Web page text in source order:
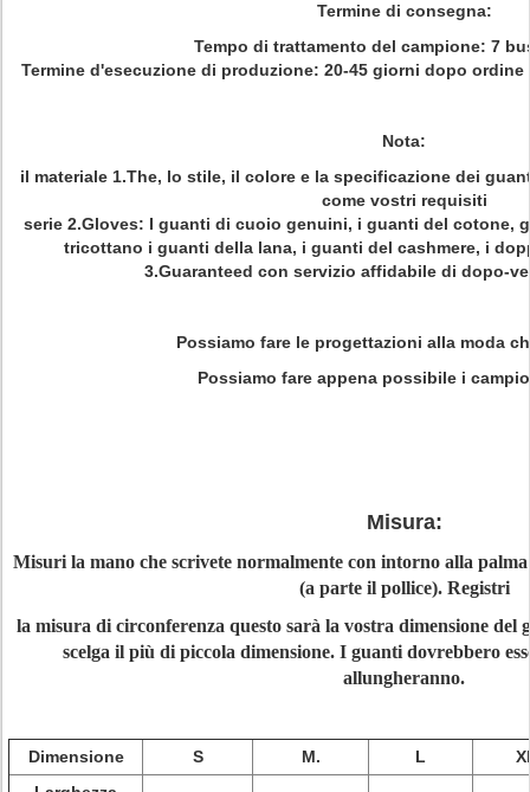
Termine di consegna:
Tempo di trattamento del campione: 7
Termine d'esecuzione di produzione: 20-45 giorni dopo
Nota:
il materiale 1.The, lo stile, il colore e la specificazione dei
come vostri requisiti
serie 2.Gloves: I guanti di cuoio genuini, i guanti del cotone,
tricottano i guanti della lana, i guanti del cashmere, i
3.Guaranteed con servizio affidabile di dopo-
Possiamo fare le progettazioni alla moda
Possiamo fare appena possibile i
Misura:
Misuri la mano che scrivete normalmente con intorno alla
(a parte il pollice). Registri
la misura di circonferenza questo sarà la vostra dimensione del
scelga il più di piccola dimensione. I guanti dovrebbero
allungheranno.
Dimensione S M. L